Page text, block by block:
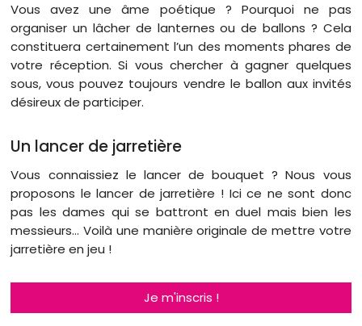
Vous avez une âme poétique ? Pourquoi ne pas
organiser un lâcher de lanternes ou de ballons ? Cela
constituera certainement l’un des moments phares de
votre réception. Si vous chercher à gagner quelques
sous, vous pouvez toujours vendre le ballon aux invités
désireux de participer.
Un lancer de jarretière
Vous connaissiez le lancer de bouquet ? Nous vous
proposons le lancer de jarretière ! Ici ce ne sont donc
pas les dames qui se battront en duel mais bien les
messieurs… Voilà une manière originale de mettre votre
jarretière en jeu !
Je m'inscris !